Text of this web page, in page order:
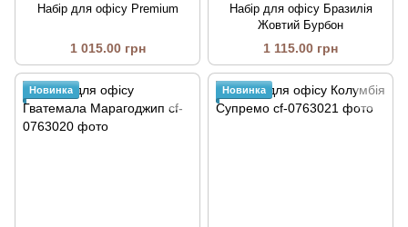
Набір для офісу Premium
1 015.00 грн
Набір для офісу Бразилія
Жовтий Бурбон
1 115.00 грн
Новинка Новинка